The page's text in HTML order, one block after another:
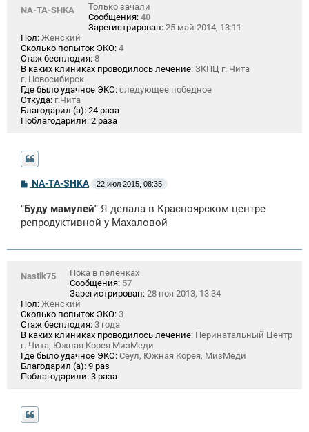
NA-TA-SHKA
Только зачали
Сообщения: 40
Зарегистрирован: 25 май 2014, 13:11
Пол: Женский
Сколько попыток ЭКО: 4
Стаж бесплодия: 8
В каких клиниках проводилось лечение: ЗКПЦ г. Чита
г. Новосибирск
Где было удачное ЭКО: следующее победное
Откуда: г.Чита
Благодарил (а): 24 раза
Поблагодарили: 2 раза
С
о
б
щ
и
NA-TA-SHKA 22 июл 2015, 08:35
"Буду мамулей" Я делала в Красноярском центре
репродуктивной у Махаловой
Nastik75
Пока в пеленках
Сообщения: 57
Зарегистрирован: 28 ноя 2013, 13:34
Пол: Женский
Сколько попыток ЭКО: 3
Стаж бесплодия: 3 года
В каких клиниках проводилось лечение: Перинатальный Центр
г. Чита, Южная Корея МизМеди
Где было удачное ЭКО: Сеул, Южная Корея, МизМеди
Благодарил (а): 9 раз
Поблагодарили: 3 раза